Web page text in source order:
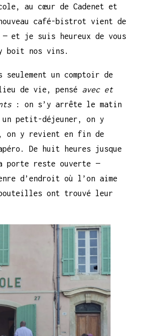
au cœur de Cadenet et
café-bistrot vient de
et je suis heureux de vous
y boit nos vins.
seulement un comptoir de
de vie, pensé avec et
: on s’y arrête le matin
petit-déjeuner, on y
on y revient en fin de
De huit heures jusque
reste ouverte —
d’endroit où l’on aime
ont trouvé leur